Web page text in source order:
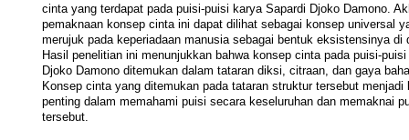
cinta yang terdapat pada puisi-puisi karya Sapardi Djoko Damono.
pemaknaan konsep cinta ini dapat dilihat sebagai konsep universal
merujuk pada keperiadaan manusia sebagai bentuk eksistensinya di
Hasil penelitian ini menunjukkan bahwa konsep cinta pada puisi-puisi
Djoko Damono ditemukan dalam tataran diksi, citraan, dan gaya
Konsep cinta yang ditemukan pada tataran struktur tersebut menjadi
penting dalam memahami puisi secara keseluruhan dan memaknai
tersebut.